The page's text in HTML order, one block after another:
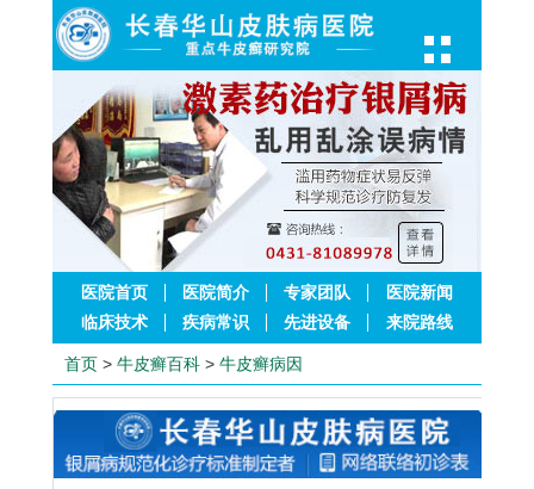
医院首页 医院简介 专家团队
医院新闻
临床技术
疾病常识 先进设备 来院路线
首页 > 牛皮癣百科 > 牛皮癣病因